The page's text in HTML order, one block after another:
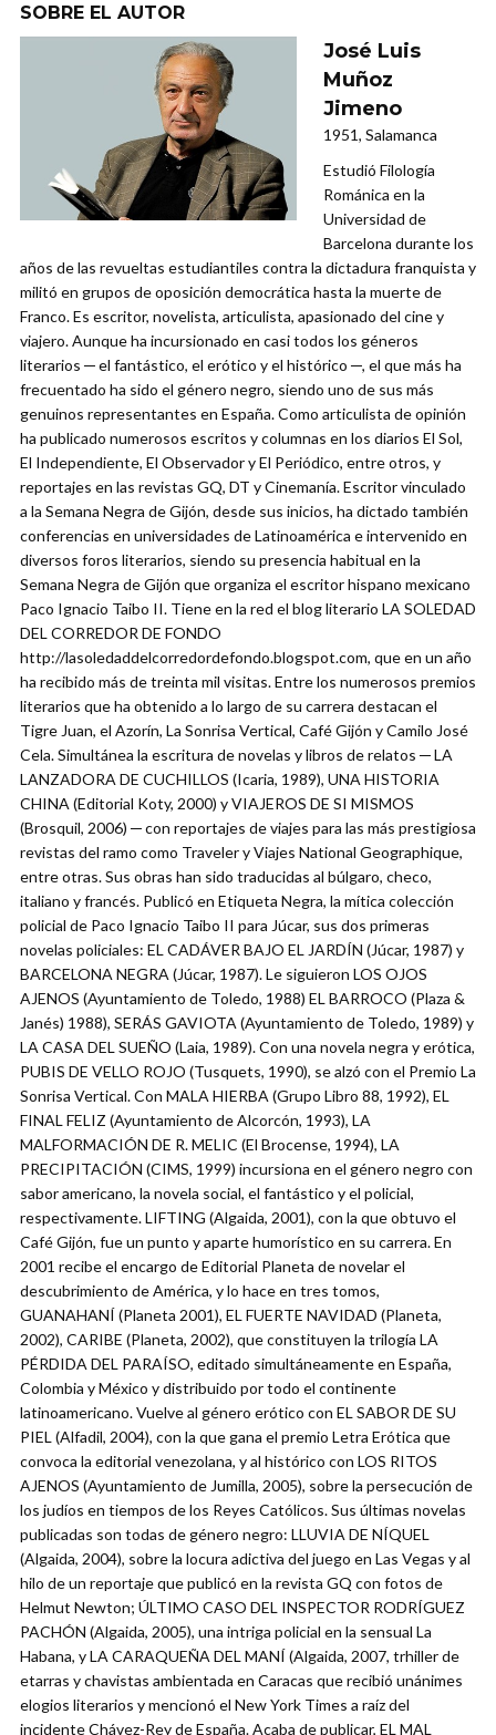
SOBRE EL AUTOR
José Luis
Muñoz
Jimeno
1951, Salamanca
Estudió Filología
Románica en la
Universidad de
Barcelona durante los
años de las revueltas estudiantiles contra la dictadura franquista y
militó en grupos de oposición democrática hasta la muerte de
Franco. Es escritor, novelista, articulista, apasionado del cine y
viajero. Aunque ha incursionado en casi todos los géneros
literarios ─ el fantástico, el erótico y el histórico ─, el que más ha
frecuentado ha sido el género negro, siendo uno de sus más
genuinos representantes en España. Como articulista de opinión
ha publicado numerosos escritos y columnas en los diarios El Sol,
El Independiente, El Observador y El Periódico, entre otros, y
reportajes en las revistas GQ, DT y Cinemanía. Escritor vinculado
a la Semana Negra de Gijón, desde sus inicios, ha dictado también
conferencias en universidades de Latinoamérica e intervenido en
diversos foros literarios, siendo su presencia habitual en la
Semana Negra de Gijón que organiza el escritor hispano mexicano
Paco Ignacio Taibo II. Tiene en la red el blog literario LA SOLEDAD
DEL CORREDOR DE FONDO
http://lasoledaddelcorredordefondo.blogspot.com, que en un año
ha recibido más de treinta mil visitas. Entre los numerosos premios
literarios que ha obtenido a lo largo de su carrera destacan el
Tigre Juan, el Azorín, La Sonrisa Vertical, Café Gijón y Camilo José
Cela. Simultánea la escritura de novelas y libros de relatos ─ LA
LANZADORA DE CUCHILLOS (Icaria, 1989), UNA HISTORIA
CHINA (Editorial Koty, 2000) y VIAJEROS DE SI MISMOS
(Brosquil, 2006) ─ con reportajes de viajes para las más prestigiosa
revistas del ramo como Traveler y Viajes National Geographique,
entre otras. Sus obras han sido traducidas al búlgaro, checo,
italiano y francés. Publicó en Etiqueta Negra, la mítica colección
policial de Paco Ignacio Taibo II para Júcar, sus dos primeras
novelas policiales: EL CADÁVER BAJO EL JARDÍN (Júcar, 1987) y
BARCELONA NEGRA (Júcar, 1987). Le siguieron LOS OJOS
AJENOS (Ayuntamiento de Toledo, 1988) EL BARROCO (Plaza &
Janés) 1988), SERÁS GAVIOTA (Ayuntamiento de Toledo, 1989) y
LA CASA DEL SUEÑO (Laia, 1989). Con una novela negra y erótica,
PUBIS DE VELLO ROJO (Tusquets, 1990), se alzó con el Premio La
Sonrisa Vertical. Con MALA HIERBA (Grupo Libro 88, 1992), EL
FINAL FELIZ (Ayuntamiento de Alcorcón, 1993), LA
MALFORMACIÓN DE R. MELIC (El Brocense, 1994), LA
PRECIPITACIÓN (CIMS, 1999) incursiona en el género negro con
sabor americano, la novela social, el fantástico y el policial,
respectivamente. LIFTING (Algaida, 2001), con la que obtuvo el
Café Gijón, fue un punto y aparte humorístico en su carrera. En
2001 recibe el encargo de Editorial Planeta de novelar el
descubrimiento de América, y lo hace en tres tomos,
GUANAHANÍ (Planeta 2001), EL FUERTE NAVIDAD (Planeta,
2002), CARIBE (Planeta, 2002), que constituyen la trilogía LA
PÉRDIDA DEL PARAÍSO, editado simultáneamente en España,
Colombia y México y distribuido por todo el continente
latinoamericano. Vuelve al género erótico con EL SABOR DE SU
PIEL (Alfadil, 2004), con la que gana el premio Letra Erótica que
convoca la editorial venezolana, y al histórico con LOS RITOS
AJENOS (Ayuntamiento de Jumilla, 2005), sobre la persecución de
los judíos en tiempos de los Reyes Católicos. Sus últimas novelas
publicadas son todas de género negro: LLUVIA DE NÍQUEL
(Algaida, 2004), sobre la locura adictiva del juego en Las Vegas y al
hilo de un reportaje que publicó en la revista GQ con fotos de
Helmut Newton; ÚLTIMO CASO DEL INSPECTOR RODRÍGUEZ
PACHÓN (Algaida, 2005), una intriga policial en la sensual La
Habana, y LA CARAQUEÑA DEL MANÍ (Algaida, 2007, trhiller de
etarras y chavistas ambientada en Caracas que recibió unánimes
elogios literarios y mencionó el New York Times a raíz del
incidente Chávez-Rey de España. Acaba de publicar, EL MAL